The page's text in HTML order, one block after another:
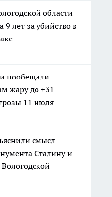
области
9 лет за убийство в
пообещали
жару до +31
11 июля
смысл
Сталину и